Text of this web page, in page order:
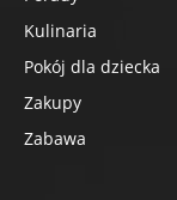
Kulinaria
Pokój dla dziecka
Zakupy
Zabawa